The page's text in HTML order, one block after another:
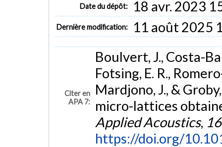
Date du dépôt: 18 avr. 2023
Dernière modification: 11 août 2025
Citer en
APA 7:
Boulvert, J., Costa-
Fotsing, E. R.,
Mardjono, J., &
micro-lattices
Applied Acoustics,
https://doi.org/